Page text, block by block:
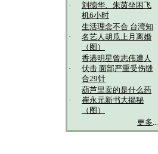
·
刘德华、朱茵坐困飞
机6小时
·
生活理念不合 台湾知
名艺人胡瓜上月离婚
（图）
·
香港明星曾志伟遭人
伏击 面部严重受伤缝
合29针
·
葫芦里卖的是什么药
崔永元新书大揭秘
（图）
更多...